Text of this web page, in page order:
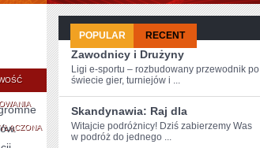
TAJEMNICE
I
POPULAR RECENT
Zawodnicy i Drużyny
Ligi e-sportu – rozbudowany przewodnik po
świecie gier, turniejów i ...
Skandynawia: Raj dla
Witajcie podróżnicy!​ Dziś zabierzemy Was
w podróż do ‍jednego ...